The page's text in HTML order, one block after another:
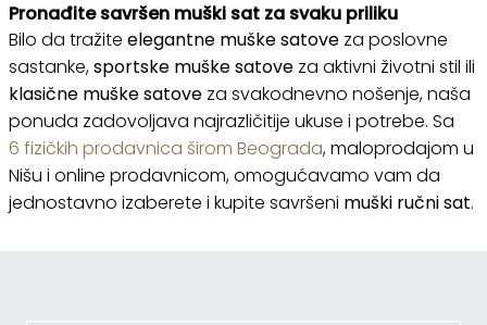
Pronađite savršen muški sat za svaku priliku
Bilo da tražite elegantne muške satove za poslovne
sastanke,sportske muške satove za aktivni životni stil ili
klasične muške satove za svakodnevno nošenje, naša
ponuda zadovoljava najrazličitije ukuse i potrebe. Sa
6 fizičkih prodavnica širom Beograda, maloprodajom u
Nišu i online prodavnicom, omogućavamo vam da
jednostavno izaberete i kupite savršeni muški ručni sat.